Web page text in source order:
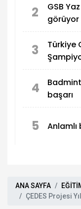
2
GSB
görüyor
3
Türkiye
4
başarı
5
ANA SAYFA
ÇEDES Projesi